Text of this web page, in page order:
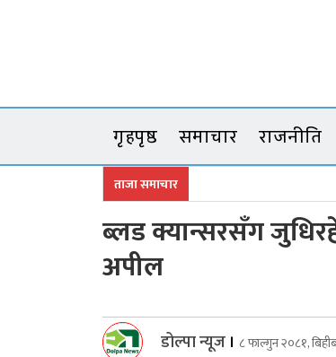
गृहपृष्ठ समाचार राजनीति
ताजा समाचार
ब्लड क्यान्सरसँग
अपील
डोल्पा न्यूज । ८ फाल्गुन २०८१,